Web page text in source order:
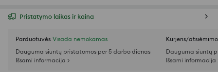
Pristatymo laikas ir kaina
Parduotuvės Visada nemokamas
Dauguma siuntų pristatomos per 5 darbo dienas
Išsami informacija >
Kurjeris/
Dauguma siuntų
Išsami informacija